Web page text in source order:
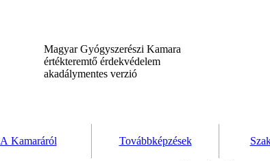
Magyar Gyógyszerészi Kamara
értékteremtő érdekvédelem
akadálymentes verzió
A Kamaráról Továbbképzések